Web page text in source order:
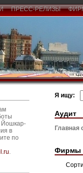
ПРЕСС-РЕЛИЗЫ
Йошкар-
в
по
.
Я ищу:
Аудит
Главная
Фирмы